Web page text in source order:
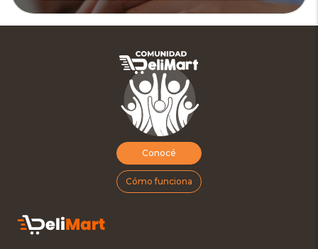
Conocé
Cómo funciona